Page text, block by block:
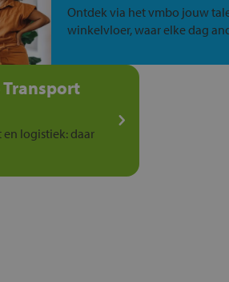
Ontdek via het vmbo jouw
winkelvloer, waar elke dag
en logistiek: daar